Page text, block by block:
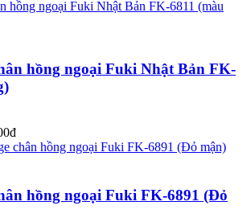
hồng ngoại Fuki Nhật Bản FK-
hồng ngoại Fuki FK-6891 (Đỏ